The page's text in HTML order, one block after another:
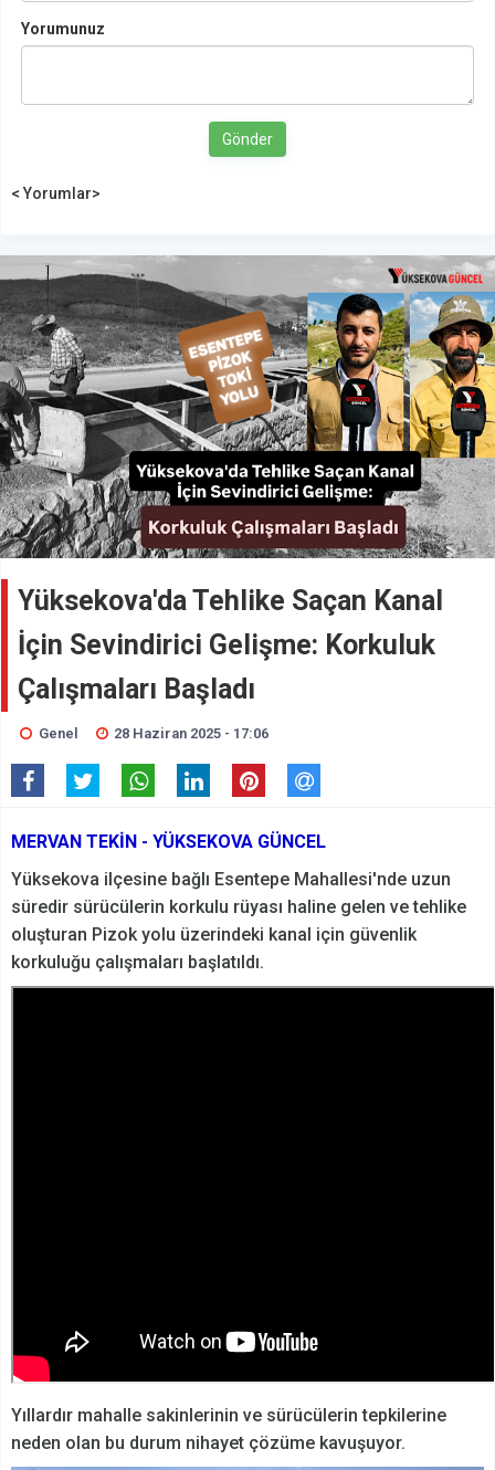
Yorumunuz
Gönder
< Yorumlar>
Yüksekova'da Tehlike Saçan Kanal
İçin Sevindirici Gelişme: Korkuluk
Çalışmaları Başladı
Genel 28 Haziran 2025 - 17:06
MERVAN TEKİN - YÜKSEKOVA GÜNCEL
Yüksekova ilçesine bağlı Esentepe Mahallesi'nde uzun
süredir sürücülerin korkulu rüyası haline gelen ve tehlike
oluşturan Pizok yolu üzerindeki kanal için güvenlik
korkuluğu çalışmaları başlatıldı.
Yıllardır mahalle sakinlerinin ve sürücülerin tepkilerine
neden olan bu durum nihayet çözüme kavuşuyor.